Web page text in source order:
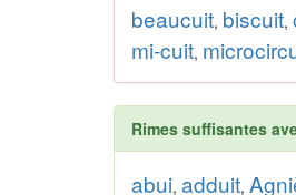
beaucuit, biscuit,
mi-cuit,
Rimes suffisantes
abui, adduit,